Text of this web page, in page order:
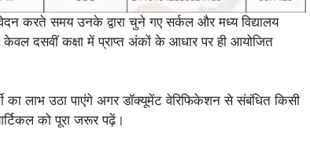
करते समय उनके द्वारा चुने गए सर्कल और मध्य विद्यालय
केवल दसवीं कक्षा में प्राप्त अंकों के आधार पर ही आयोजित
का लाभ उठा पाएंगे अगर डॉक्यूमेंट वेरिफिकेशन से संबंधित किसी
को पूरा जरूर पढ़ें।